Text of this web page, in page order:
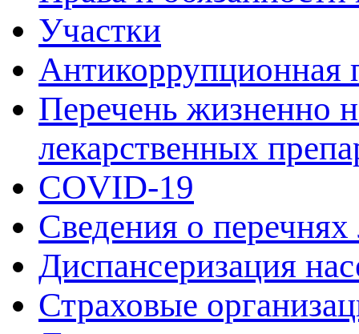
Участки
Антикоррупционная
Перечень жизненно
лекарственных
COVID-19
Сведения о перечнях
Диспансеризация
Страховые